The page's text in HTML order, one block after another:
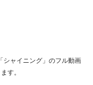
ャイニング」のフル動画
す。